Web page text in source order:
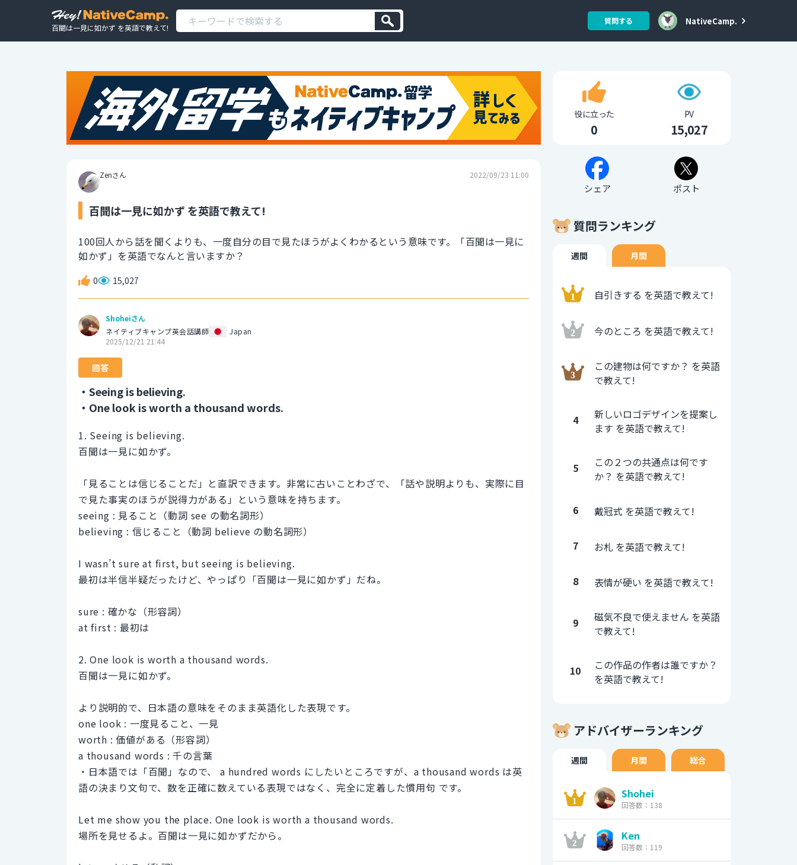
百聞は一見に如かず を英語で教えて!
質問する NativeCamp.
Zenさん 2022/09/23 11:00
百聞は一見に如かず を英語で教えて!
100回人から話を聞くよりも、一度自分の目で見たほうがよくわかるという意味です。「百聞は一見に
如かず」を英語でなんと言いますか？
0 15,027
Shoheiさん
ネイティブキャンプ英会話講師
Japan
2025/12/21 21:44
回答
・Seeing is believing.
・One look is worth a thousand words.
1. Seeing is believing.
百聞は一見に如かず。
「見ることは信じることだ」と直訳できます。非常に古いことわざで、「話や説明よりも、実際に目
で見た事実のほうが説得力がある」という意味を持ちます。
seeing : 見ること（動詞 see の動名詞形）
believing : 信じること（動詞 believe の動名詞形）
I wasn’t sure at first, but seeing is believing.
最初は半信半疑だったけど、やっぱり「百聞は一見に如かず」だね。
sure : 確かな（形容詞）
at first : 最初は
2. One look is worth a thousand words.
百聞は一見に如かず。
より説明的で、日本語の意味をそのまま英語化した表現です。
one look : 一度見ること、一見
worth : 価値がある（形容詞）
a thousand words : 千の言葉
・日本語では「百聞」なので、 a hundred words にしたいところですが、a thousand words は英
語の決まり文句で、数を正確に数えている表現ではなく、完全に定着した慣用句 です。
Let me show you the place. One look is worth a thousand words.
場所を見せるよ。百聞は一見に如かずだから。
役に立った
0
PV
15,027
シェア ポスト
質問ランキング
週間 月間
自引きする を英語で教えて!
今のところ を英語で教えて!
この建物は何ですか？ を英語
で教えて!
4
新しいロゴデザインを提案し
ます を英語で教えて!
5
この２つの共通点は何です
か？ を英語で教えて!
6 戴冠式 を英語で教えて!
7 お札 を英語で教えて!
8 表情が硬い を英語で教えて!
9
磁気不良で使えません を英語
で教えて!
10
この作品の作者は誰ですか？
を英語で教えて!
アドバイザーランキング
週間 月間 総合
Shohei
回答数：138
Ken
回答数：119